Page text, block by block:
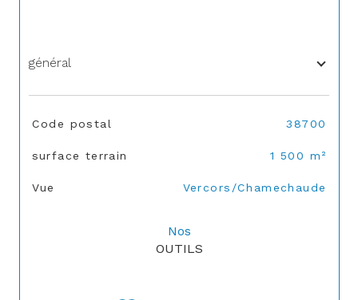
général
TRAD_SIROCCO_Caracteristique
Code postal 38700
surface terrain 1 500 m²
Vue Vercors/Chamechaude
Nos
OUTILS